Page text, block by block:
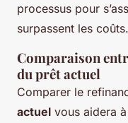
processus pour
surpassent les coûts.
Comparaison
du prêt actuel
Comparer le
actuel vous aidera